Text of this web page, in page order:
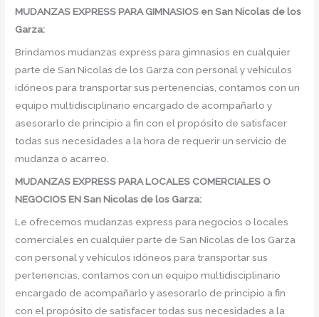
MUDANZAS EXPRESS PARA GIMNASIOS en San Nicolas de los
Garza:
Brindamos mudanzas express para gimnasios en cualquier
parte de San Nicolas de los Garza con personal y vehículos
idóneos para transportar sus pertenencias, contamos con un
equipo multidisciplinario encargado de acompañarlo y
asesorarlo de principio a fin con el propósito de satisfacer
todas sus necesidades a la hora de requerir un servicio de
mudanza o acarreo.
MUDANZAS EXPRESS PARA LOCALES COMERCIALES O
NEGOCIOS EN San Nicolas de los Garza:
Le ofrecemos mudanzas express para negocios o locales
comerciales en cualquier parte de San Nicolas de los Garza
con personal y vehículos idóneos para transportar sus
pertenencias, contamos con un equipo multidisciplinario
encargado de acompañarlo y asesorarlo de principio a fin
con el propósito de satisfacer todas sus necesidades a la